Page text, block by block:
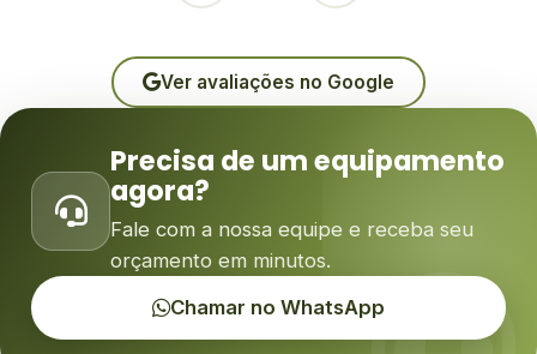
Ver avaliações no Google
Precisa de um equipamento
agora?
Fale com a nossa equipe e receba seu
orçamento em minutos.
Chamar no WhatsApp